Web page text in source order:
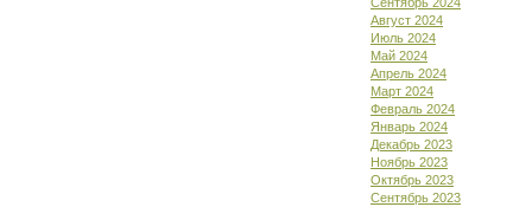
Август 2024
Июль 2024
Май 2024
Апрель 2024
Март 2024
Февраль 2024
Январь 2024
Декабрь 2023
Ноябрь 2023
Октябрь 2023
Сентябрь 2023